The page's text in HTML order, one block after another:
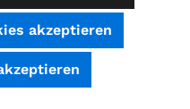
akzeptieren
ausgezeichnet.org, shopvote.de ⓘ